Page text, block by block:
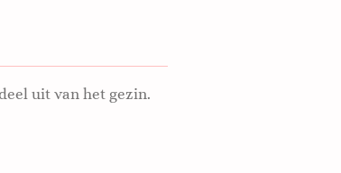
uit van het gezin.